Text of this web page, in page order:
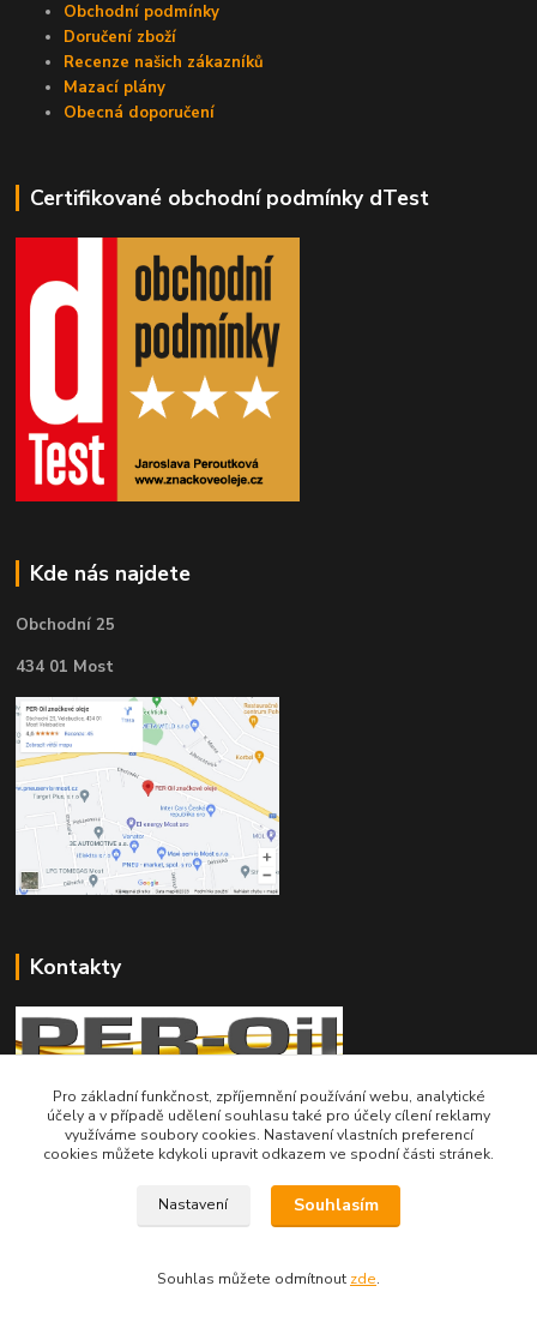
Obchodní podmínky
Doručení zboží
Recenze našich zákazníků
Mazací plány
Obecná doporučení
Certifikované obchodní podmínky dTest
Kde nás najdete
Obchodní 25
434 01 Most
Kontakty
Telefon pro technické dotazy: 775 113 255
info@znackoveoleje.cz
Pro základní funkčnost, zpříjemnění používání webu, analytické
účely a v případě udělení souhlasu také pro účely cílení reklamy
využíváme soubory cookies. Nastavení vlastních preferencí
cookies můžete kdykoli upravit odkazem ve spodní části stránek.
Nastavení Souhlasím
Souhlas můžete odmítnout zde.